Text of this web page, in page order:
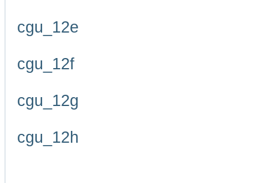
cgu_12e
cgu_12f
cgu_12g
cgu_12h